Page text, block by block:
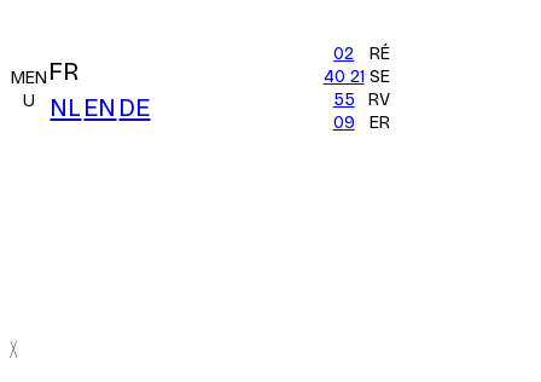
MEN
U
FR
NL EN DE
02
40 21
55
09
RÉ
SE
RV
ER
X